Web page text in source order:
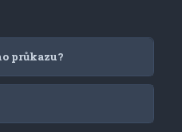
průkazu?